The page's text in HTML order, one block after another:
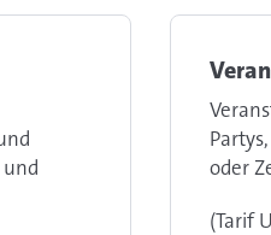
oder
(Tarif